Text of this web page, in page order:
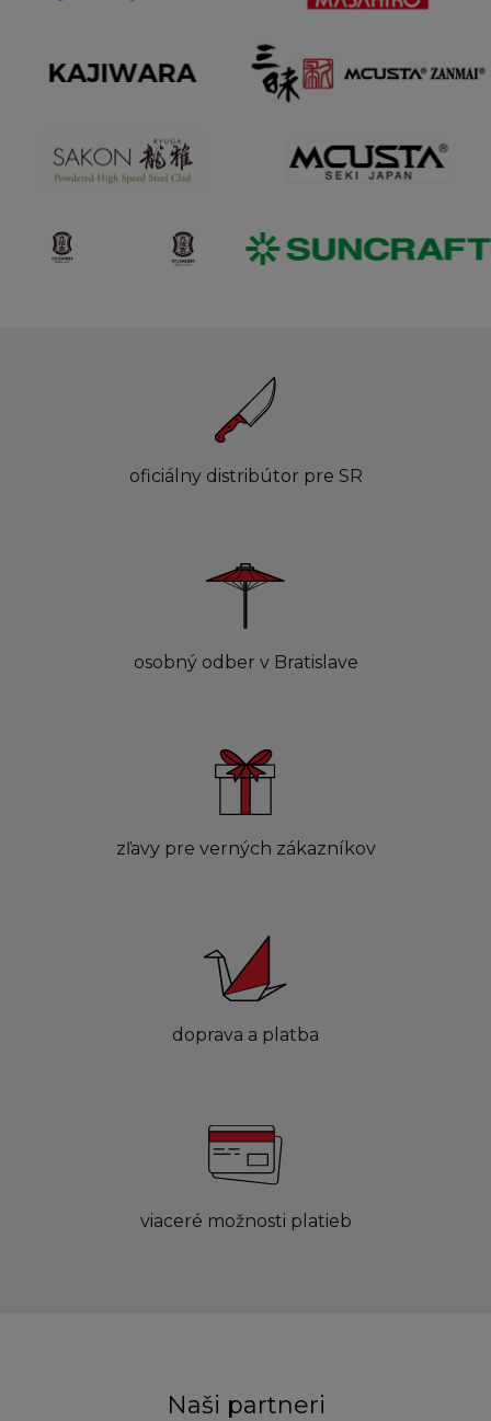
oficiálny distribútor pre SR
osobný odber v Bratislave
zľavy pre verných zákazníkov
doprava a platba
viaceré možnosti platieb
Naši partneri